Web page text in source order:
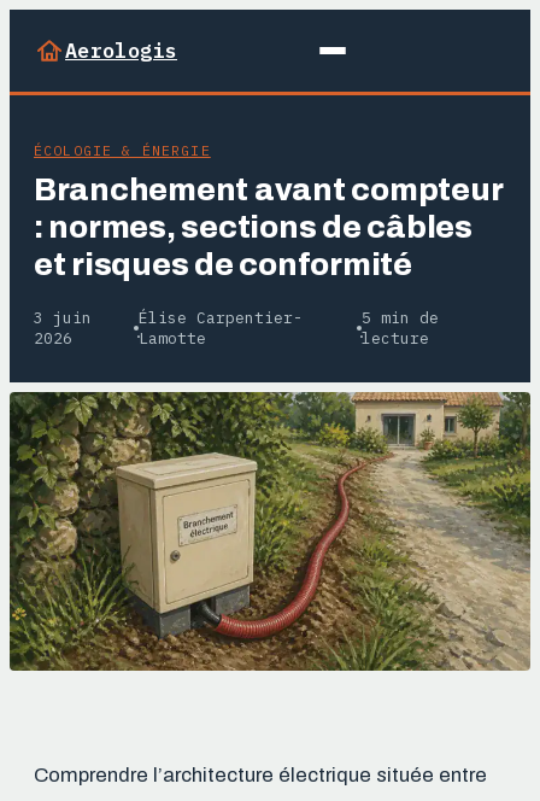
Aerologis
ÉCOLOGIE & ÉNERGIE
Branchement avant compteur
: normes, sections de câbles
et risques de conformité
3 juin
2026
·
Élise Carpentier-
Lamotte
·
5 min de
lecture
Comprendre l’architecture électrique située entre